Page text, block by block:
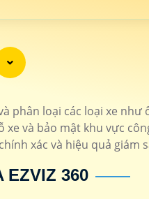
Báo động qua điện thoại
VNĐHồng ngoại
VNĐSắt nét Ultra 2k
VNĐCamera 2k chống
loại các loại xe
và bảo mật khu vực
xác và hiệu quả giám
EZVIZ 360